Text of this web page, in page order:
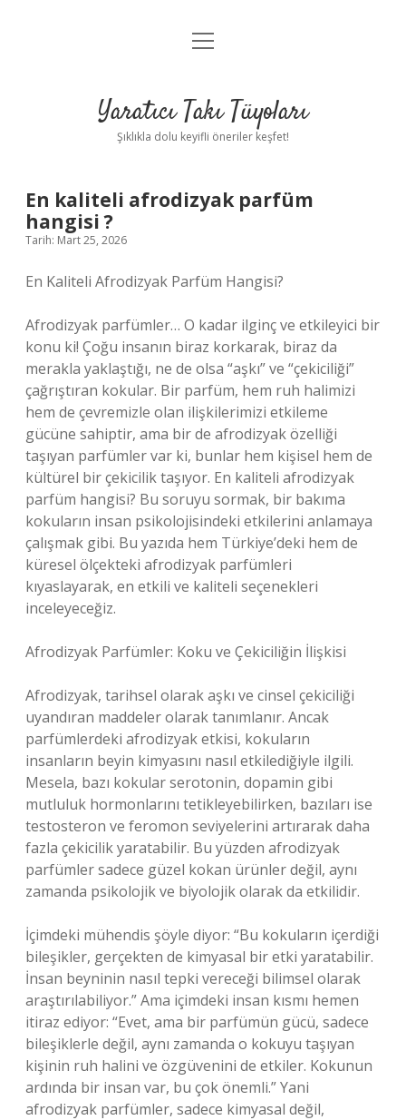
Anasayfa
Yasal Uyarı
menüyü
Yaratıcı Takı Tüyoları
Şıklıkla dolu keyifli öneriler keşfet!
En kaliteli afrodizyak parfüm
hangisi ?
Tarih: Mart 25, 2026
En Kaliteli Afrodizyak Parfüm Hangisi?
Afrodizyak parfümler… O kadar ilginç ve etkileyici bir
konu ki! Çoğu insanın biraz korkarak, biraz da
merakla yaklaştığı, ne de olsa “aşkı” ve “çekiciliği”
çağrıştıran kokular. Bir parfüm, hem ruh halimizi
hem de çevremizle olan ilişkilerimizi etkileme
gücüne sahiptir, ama bir de afrodizyak özelliği
taşıyan parfümler var ki, bunlar hem kişisel hem de
kültürel bir çekicilik taşıyor. En kaliteli afrodizyak
parfüm hangisi? Bu soruyu sormak, bir bakıma
kokuların insan psikolojisindeki etkilerini anlamaya
çalışmak gibi. Bu yazıda hem Türkiye’deki hem de
küresel ölçekteki afrodizyak parfümleri
kıyaslayarak, en etkili ve kaliteli seçenekleri
inceleyeceğiz.
Afrodizyak Parfümler: Koku ve Çekiciliğin İlişkisi
Afrodizyak, tarihsel olarak aşkı ve cinsel çekiciliği
uyandıran maddeler olarak tanımlanır. Ancak
parfümlerdeki afrodizyak etkisi, kokuların
insanların beyin kimyasını nasıl etkilediğiyle ilgili.
Mesela, bazı kokular serotonin, dopamin gibi
mutluluk hormonlarını tetikleyebilirken, bazıları ise
testosteron ve feromon seviyelerini artırarak daha
fazla çekicilik yaratabilir. Bu yüzden afrodizyak
parfümler sadece güzel kokan ürünler değil, aynı
zamanda psikolojik ve biyolojik olarak da etkilidir.
İçimdeki mühendis şöyle diyor: “Bu kokuların içerdiği
bileşikler, gerçekten de kimyasal bir etki yaratabilir.
İnsan beyninin nasıl tepki vereceği bilimsel olarak
araştırılabiliyor.” Ama içimdeki insan kısmı hemen
itiraz ediyor: “Evet, ama bir parfümün gücü, sadece
bileşiklerle değil, aynı zamanda o kokuyu taşıyan
kişinin ruh halini ve özgüvenini de etkiler. Kokunun
ardında bir insan var, bu çok önemli.” Yani
afrodizyak parfümler, sadece kimyasal değil,